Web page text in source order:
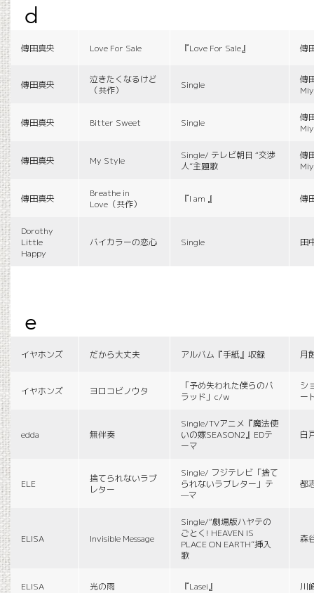
d
傳田真央 Love For Sale 『Love For Sale』 傳
傳田真央
泣きたくなるけど
（共作）
Single
傳
傳田真央 Bitter Sweet Single
傳
傳田真央 My Style
Single/ テレビ朝日 “交渉
人”主題歌
傳
傳田真央
Breathe in
Love（共作）
『I am 』 傳
Dorothy
Little
Happy
バイカラーの恋心 Single 田
e
イヤホンズ だから大丈夫 アルバム『手紙』収録 月
イヤホンズ ヨロコビノウタ
「予め失われた僕らのバ
ラッド」c/w
シ
ー
edda 無伴奏
Single/TVアニメ『魔法使
いの嫁SEASON2』EDテ
ーマ
白
ELE
捨てられないラブ
レター
Single/ フジテレビ「捨て
られないラブレター」テ
—マ
都
ELISA Invisible Message
Single/“劇場版ハヤテの
ごとく! HEAVEN IS
PLACE ON EARTH”挿入
歌
森
ELISA 光の雨 『Lasei』 川